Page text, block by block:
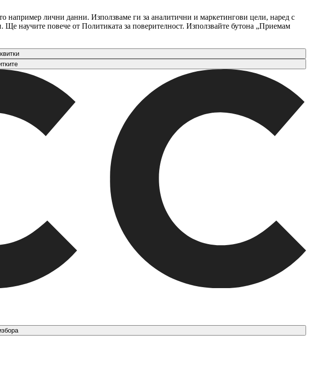
например лични данни. Използваме ги за аналитични и маркетингови цели, наред с
научите повече от Политиката за поверителност. Използвайте бутона „Приемам